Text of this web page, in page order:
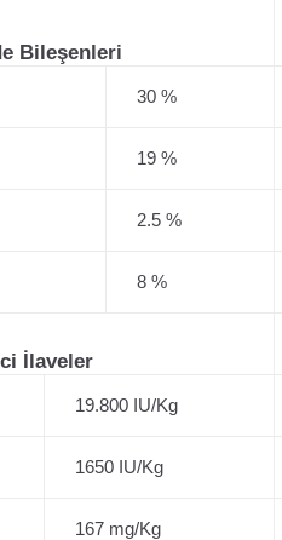
Bileşenleri
30 %
19 %
2.5 %
8 %
İlaveler
19.800 IU/Kg
1650 IU/Kg
167 mg/Kg